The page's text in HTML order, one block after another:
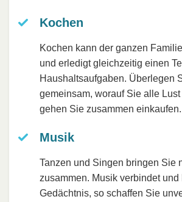
Kochen
Kochen kann der ganzen
und erledigt gleichzeitig einen
Haushaltsaufgaben. Überlegen
gemeinsam, worauf Sie alle Lust
gehen Sie zusammen einkaufen.
Musik
Tanzen und Singen bringen Sie
zusammen. Musik verbindet und
Gedächtnis, so schaffen Sie